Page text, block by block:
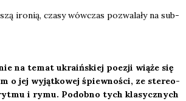
iro­nią, cza­sy wów­czas pozwa­la­ły na sub­
na temat ukra­iń­skiej poezji wią­że się
o jej wyjąt­ko­wej śpiew­no­ści, ze ste­reo­
i rymu. Podob­no tych kla­sycz­nych